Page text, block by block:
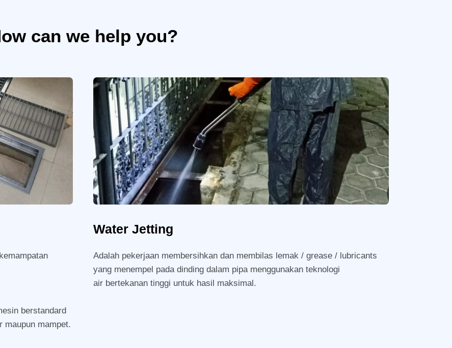
can we help you?
berstandard
maupun mampet.
Water Jetting
Adalah pekerjaan membersihkan dan membilas lemak / grease / lubricants
yang menempel pada dinding dalam pipa menggunakan teknologi
air bertekanan tinggi untuk hasil maksimal.